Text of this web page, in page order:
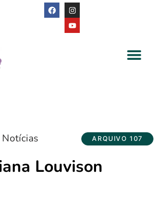
Notícias ARQUIVO 107
Louvison